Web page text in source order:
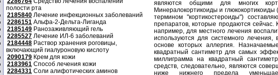
полости рта
2185840 Лечение инфекционных заболеваний
2286151 Альфа-2-Дельта-Лиганда
2185149 Ранозаживляющий гель
2285527 Лечение ИЛ-6 заболеваний
2184448 Раствор хранения роговицы,
включающий гиалуроновую кислоту
2090179 Крем для кожи
2183961 Способ лечения кожи
2284331 Соли алифотических аминов